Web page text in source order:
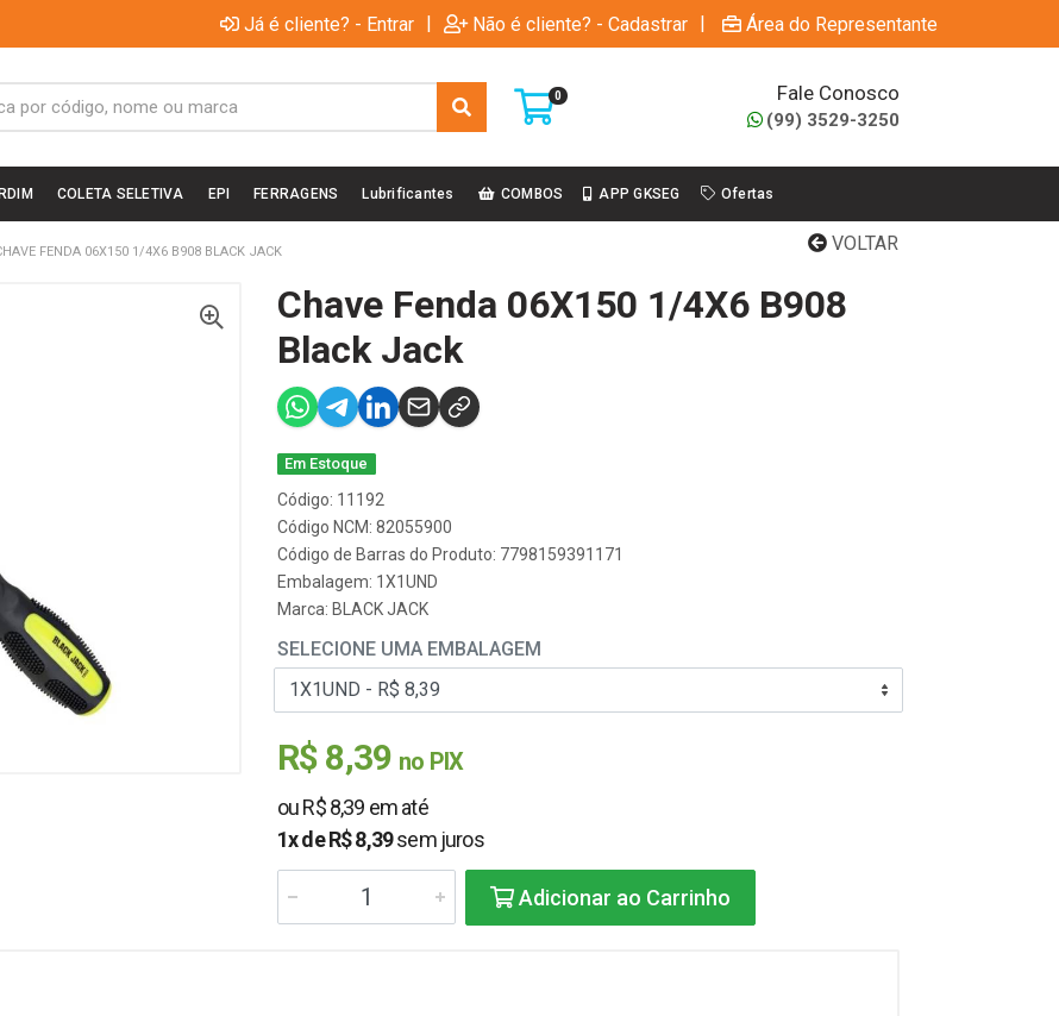
Já é cliente? - Entrar | Não é cliente? - Cadastrar | Área do Representante
0 Fale Conosco
(99) 3529-3250
COLETA SELETIVA EPI FERRAGENS Lubrificantes COMBOS APP GKSEG Ofertas
VOLTAR
FENDA 06X150 1/4X6 B908 BLACK JACK
Chave Fenda 06X150 1/4X6 B908
Black Jack
Em Estoque
Código: 11192
Código NCM: 82055900
Código de Barras do Produto: 7798159391171
Embalagem: 1X1UND
Marca: BLACK JACK
SELECIONE UMA EMBALAGEM
R$ 8,39 no PIX
ou R$ 8,39 em até
1x de R$ 8,39sem juros
Adicionar ao Carrinho